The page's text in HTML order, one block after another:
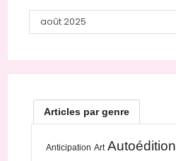
Archives
août 2025
Articles par genre
Anticipation Art Autoédition